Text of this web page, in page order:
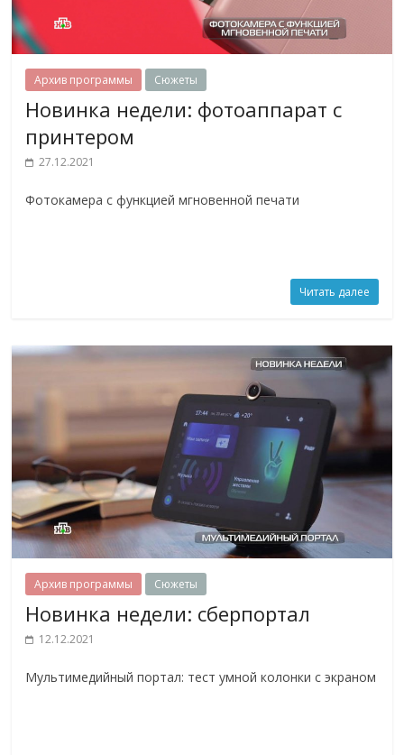
Архив программы Сюжеты
Новинка недели: фотоаппарат с
принтером
27.12.2021
Фотокамера с функцией мгновенной печати
Читать далее
Архив программы Сюжеты
Новинка недели: сберпортал
12.12.2021
Мультимедийный портал: тест умной колонки с экраном